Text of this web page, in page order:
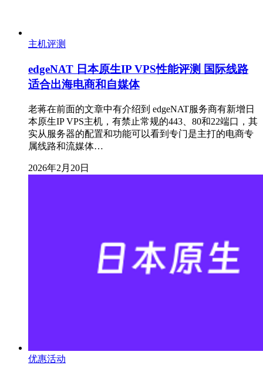
主机评测
edgeNAT 日本原生IP VPS性能评测 国际线路
适合出海电商和自媒体
老蒋在前面的文章中有介绍到 edgeNAT服务商有新增日
本原生IP VPS主机，有禁止常规的443、80和22端口，其
实从服务器的配置和功能可以看到专门是主打的电商专
属线路和流媒体…
2026年2月20日
优惠活动